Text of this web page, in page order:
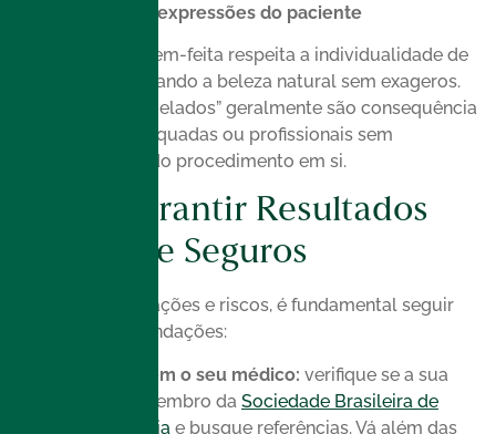
Anatomia e expressões do paciente
Uma aplicação bem-feita respeita a individualidade de
cada face, destacando a beleza natural sem exageros.
Resultados “congelados” geralmente são consequência
de técnicas inadequadas ou profissionais sem
experiência, não do procedimento em si.
Como Garantir Resultados
Naturais e Seguros
Para evitar frustrações e riscos, é fundamental seguir
algumas recomendações:
Pesquise bem o seu médico: verifique se a sua
escolha é membro da Sociedade Brasileira de
Dermatologia e busque referências. Vá além das